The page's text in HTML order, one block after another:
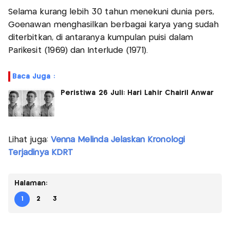
Selama kurang lebih 30 tahun menekuni dunia pers,
Goenawan menghasilkan berbagai karya yang sudah
diterbitkan, di antaranya kumpulan puisi dalam
Parikesit (1969) dan Interlude (1971).
Baca Juga :
Peristiwa 26 Juli: Hari Lahir Chairil Anwar
Lihat juga: Venna Melinda Jelaskan Kronologi
Terjadinya KDRT
Halaman:
1 2 3